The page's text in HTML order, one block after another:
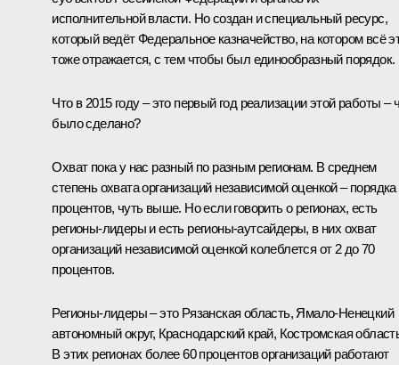
исполнительной власти. Но создан и специальный ресурс,
который ведёт Федеральное казначейство, на котором всё
тоже отражается, с тем чтобы был единообразный порядок.
Что в 2015 году – это первый год реализации этой работы –
было сделано?
Охват пока у нас разный по разным регионам. В среднем
степень охвата организаций независимой оценкой – порядка
процентов, чуть выше. Но если говорить о регионах, есть
регионы-лидеры и есть регионы-аутсайдеры, в них охват
организаций независимой оценкой колеблется от 2 до 70
процентов.
Регионы-лидеры – это Рязанская область, Ямало-Ненецкий
автономный округ, Краснодарский край, Костромская
В этих регионах более 60 процентов организаций работают